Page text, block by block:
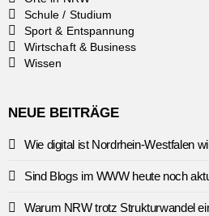
Schule / Studium
Sport & Entspannung
Wirtschaft & Business
Wissen
NEUE BEITRÄGE
Wie digital ist Nordrhein-Westfalen
Sind Blogs im WWW heute noch
Warum NRW trotz Strukturwandel